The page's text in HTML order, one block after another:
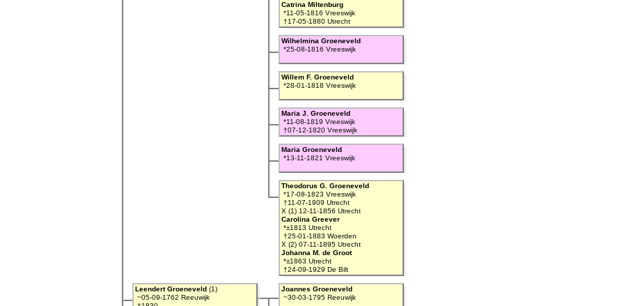
Catrina Miltenburg
*11-05-1816 Vreeswijk
†17-05-1880 Utrecht
Wilhelmina Groeneveld
*25-08-1816 Vreeswijk
Willem F. Groeneveld
*28-01-1818 Vreeswijk
Maria J. Groeneveld
*11-08-1819 Vreeswijk
†07-12-1820 Vreeswijk
Maria Groeneveld
*13-11-1821 Vreeswijk
Theodorus G. Groeneveld
*17-08-1823 Vreeswijk
†11-07-1909 Utrecht
X (1) 12-11-1856 Utrecht
Carolina Greever
*±1813 Utrecht
†25-01-1883 Woerden
X (2) 07-11-1895 Utrecht
Johanna M. de Groot
*±1863 Utrecht
†24-09-1929 De Bilt
Joannes Groeneveld
~30-03-1795 Reeuwijk
Leendert Groeneveld (1)
~05-09-1762 Reeuwijk